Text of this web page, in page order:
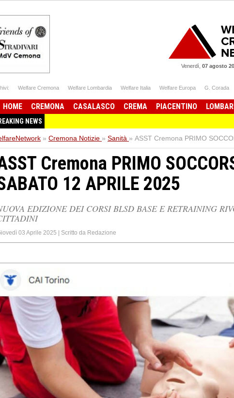
Venerdì, 07 agosto
Welfare Cremona Welfare Lombardia Welfare Italia Welfare Europa G. Corada
HOME CREMONA CASALASCO CREMA PIACENTINO
NEWS
» Cremona Notizie » Sanità » ASST Cremona PRIMO
Cremona PRIMO
12 APRILE 2025
EDIZIONE DEI CORSI BLSD BASE E RETRAINING
03 Aprile 2025 | Scritto da Redazione